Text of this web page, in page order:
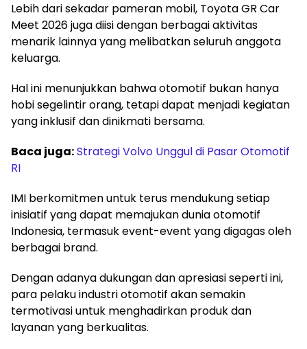
Lebih dari sekadar pameran mobil, Toyota GR Car
Meet 2026 juga diisi dengan berbagai aktivitas
menarik lainnya yang melibatkan seluruh anggota
keluarga.
Hal ini menunjukkan bahwa otomotif bukan hanya
hobi segelintir orang, tetapi dapat menjadi kegiatan
yang inklusif dan dinikmati bersama.
Baca juga:Strategi Volvo Unggul di Pasar Otomotif
RI
IMI berkomitmen untuk terus mendukung setiap
inisiatif yang dapat memajukan dunia otomotif
Indonesia, termasuk event-event yang digagas oleh
berbagai brand.
Dengan adanya dukungan dan apresiasi seperti ini,
para pelaku industri otomotif akan semakin
termotivasi untuk menghadirkan produk dan
layanan yang berkualitas.